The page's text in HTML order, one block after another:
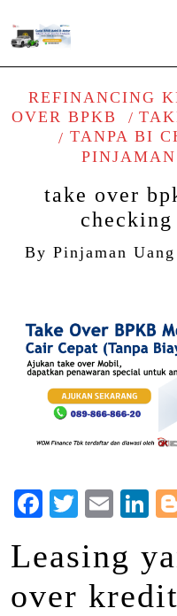
REFINANCING
OVER BPKB
TANPA BI
take over
By Pinjaman Uang
Facebook
Twitter
Leasing
over